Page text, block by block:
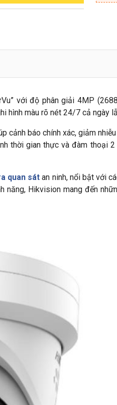
với độ phân giải 4MP
hình màu rõ nét 24/7 cả ngày
cảnh báo chính xác, giảm
thời gian thực và đàm thoại
quan sát an ninh, nổi bật với
Hikvision mang đến